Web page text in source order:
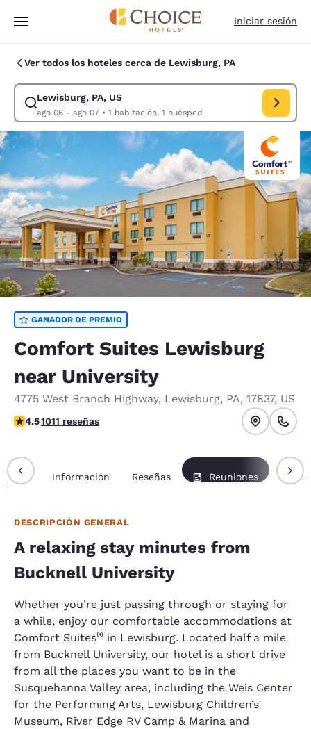
Pasar A Contenido Principal
Iniciar sesión
Ver todos los hoteles cerca de Lewisburg, PA
Lewisburg, PA, US
ago 06 - ago 07• 1 habitación, 1 huésped
Modificar la búsqueda de Lewisburg, PA, US. Fecha de check-in ago
GANADOR DE PREMIO
Comfort Suites Lewisburg
near University
4775 West Branch Highway, Lewisburg, PA, 17837, US
calificación de 4.45 estrellas. Excelente.
4.51011 reseñas
Información Reseñas Reuniones
DESCRIPCIÓN GENERAL
A relaxing stay minutes from
Bucknell University
Whether you’re just passing through or staying for
a while, enjoy our comfortable accommodations at
Comfort Suites® in Lewisburg. Located half a mile
from Bucknell University, our hotel is a short drive
from all the places you want to be in the
Susquehanna Valley area, including the Weis Center
for the Performing Arts, Lewisburg Children’s
Museum, River Edge RV Camp & Marina and